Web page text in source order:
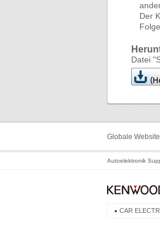
Der
Datei
Globale Website
Autoelektronik
CAR